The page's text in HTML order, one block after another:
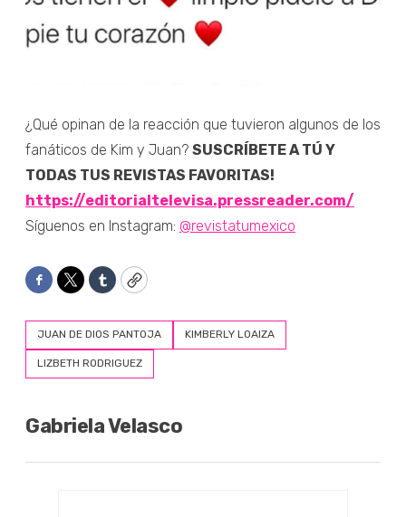
¿Qué opinan de la reacción que tuvieron algunos de los
fanáticos de Kim y Juan? SUSCRÍBETE A TÚ Y
TODAS TUS REVISTAS FAVORITAS!
https://editorialtelevisa.pressreader.com/
Síguenos en Instagram: @revistatumexico
Facebook
TwitterTumblrCopy
JUAN DE DIOS PANTOJA KIMBERLY LOAIZA
LIZBETH RODRIGUEZ
Gabriela Velasco